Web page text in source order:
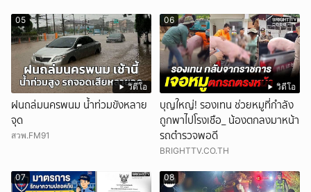
วิดีโอ
05
ฝนถล่มนครพนม น้ำท่วมขังหลาย
จุด
สวพ.FM91
วิดีโอ
06
บุญใหญ่! รองเทน ช่วยหมูที่กำลัง
ถูกพาไปโรงเชือ_ น้องตกลงมาหน้า
รถตำรวจพอดี
BRIGHTTV.CO.TH
07 08